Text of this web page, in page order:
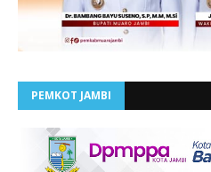
PEMKOT JAMBI